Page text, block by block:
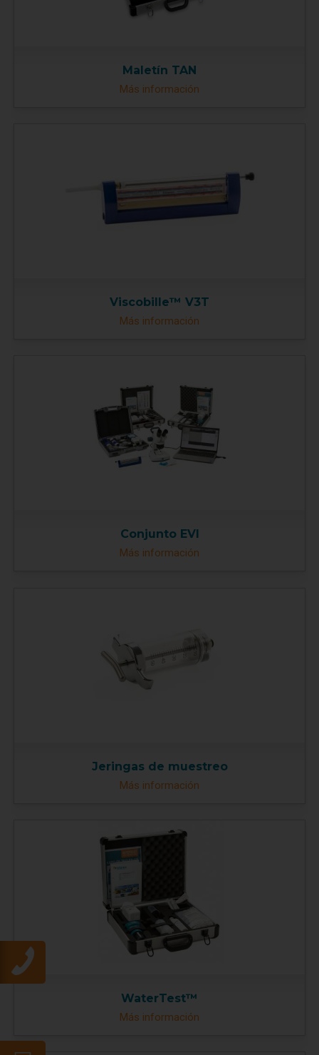
Maletín TAN
Más información
Viscobille™ V3T
Más información
Conjunto EVI
Más información
Jeringas de muestreo
Más información
WaterTest™
Más información